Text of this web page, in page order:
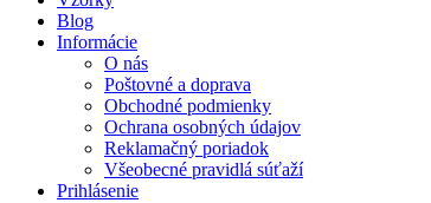
Blog
Informácie
O nás
Poštovné a doprava
Obchodné podmienky
Ochrana osobných údajov
Reklamačný poriadok
Všeobecné pravidlá súťaží
Prihlásenie